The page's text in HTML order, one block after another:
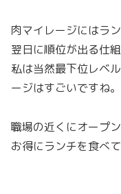
肉マイレージにはラ
翌日に順位が出る仕
私は当然最下位レベ
ージはすごいですね。
職場の近くにオープ
お得にランチを食べ